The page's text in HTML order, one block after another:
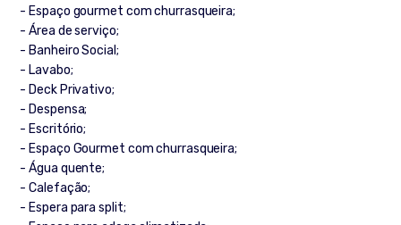
- Espaço gourmet com churrasqueira;
- Área de serviço;
- Banheiro Social;
- Lavabo;
- Deck Privativo;
- Despensa;
- Escritório;
- Espaço Gourmet com churrasqueira;
- Água quente;
- Calefação;
- Espera para split;